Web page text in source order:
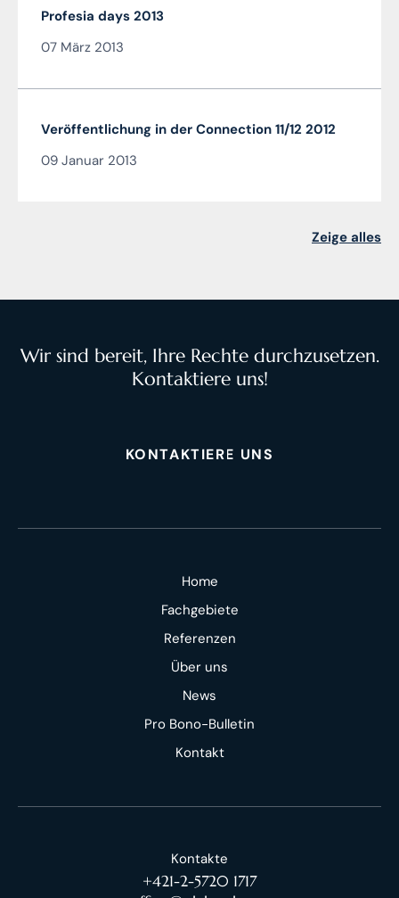
Profesia days 2013
07 März 2013
Veröffentlichung in der Connection 11/12 2012
09 Januar 2013
Zeige alles
Wir sind bereit, Ihre Rechte durchzusetzen.
Kontaktiere uns!
KONTAKTIERE UNS
Home
Fachgebiete
Referenzen
Über uns
News
Pro Bono-Bulletin
Kontakt
Kontakte
+421-2-5720 1717